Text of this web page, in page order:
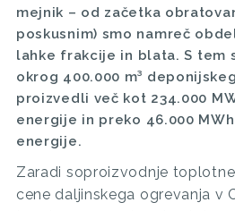
mejnik – od začetka
poskusnim) smo namreč
lahke frakcije in blata. S tem
okrog 400.000 m³
proizvedli več kot 234.000
energije in preko 46.000
energije.
Zaradi soproizvodnje
cene daljinskega ogrevanja v